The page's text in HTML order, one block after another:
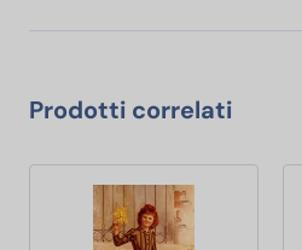
Prodotti correlati